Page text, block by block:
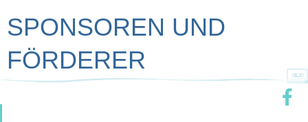
SPONSOREN UND
FÖRDERER